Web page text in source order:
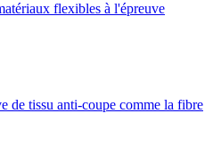
flexibles à l'épreuve
de tissu anti-coupe comme la fibre